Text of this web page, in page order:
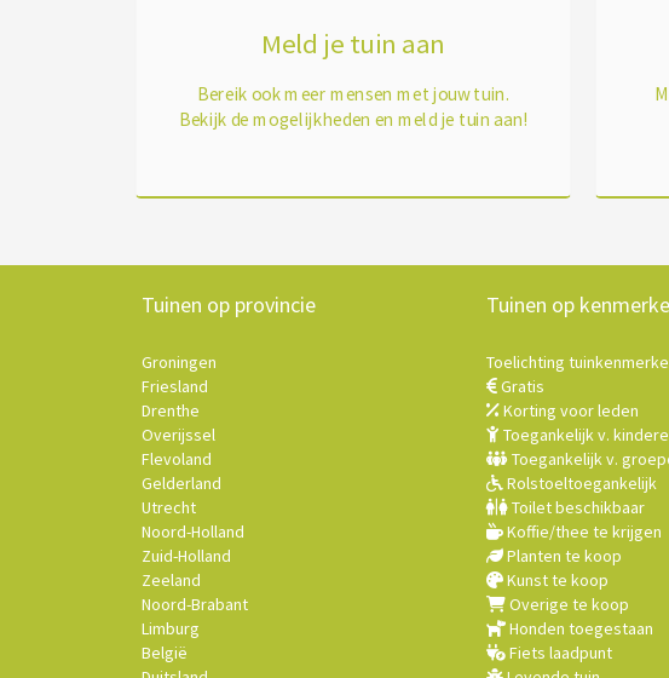
Meld je tuin aan
Bereik ook meer mensen met jouw tuin.
Bekijk de mogelijkheden en meld je tuin aan!
Tuinen op provincie
Groningen
Friesland
Drenthe
Overijssel
Flevoland
Gelderland
Utrecht
Noord-Holland
Zuid-Holland
Zeeland
Noord-Brabant
Limburg
België
Tuinen op
Toelichting
Gratis
Korting voor leden
Toegankelijk v.
Toegankelijk v.
Rolstoeltoegankelijk
Toilet beschikbaar
Koffie/thee te krijgen
Planten te koop
Kunst te koop
Overige te koop
Honden toegestaan
Fiets laadpunt